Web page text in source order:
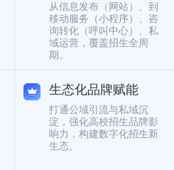
从信息发布（网站）、到
移动服务（小程序）、咨
询转化（呼叫中心）、私
域运营，覆盖招生全周
期。
生态化品牌赋能
打通公域引流与私域沉
淀，强化高校招生品牌影
响力，构建数字化招生新
生态。